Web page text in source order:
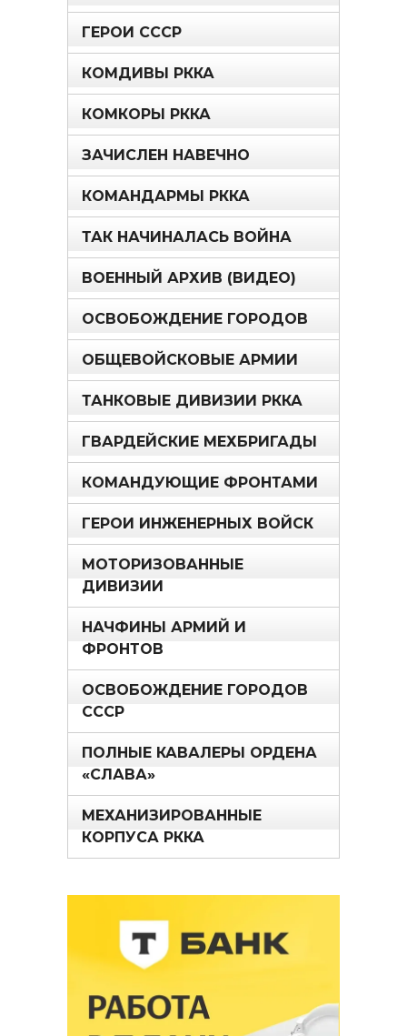
ГЕРОИ СССР
КОМДИВЫ РККА
КОМКОРЫ РККА
ЗАЧИСЛЕН НАВЕЧНО
КОМАНДАРМЫ РККА
ТАК НАЧИНАЛАСЬ ВОЙНА
ВОЕННЫЙ АРХИВ (ВИДЕО)
ОСВОБОЖДЕНИЕ ГОРОДОВ
ОБЩЕВОЙСКОВЫЕ АРМИИ
ТАНКОВЫЕ ДИВИЗИИ РККА
ГВАРДЕЙСКИЕ МЕХБРИГАДЫ
КОМАНДУЮЩИЕ ФРОНТАМИ
ГЕРОИ ИНЖЕНЕРНЫХ ВОЙСК
МОТОРИЗОВАННЫЕ
ДИВИЗИИ
НАЧФИНЫ АРМИЙ И
ФРОНТОВ
ОСВОБОЖДЕНИЕ ГОРОДОВ
СССР
ПОЛНЫЕ КАВАЛЕРЫ ОРДЕНА
«СЛАВА»
МЕХАНИЗИРОВАННЫЕ
КОРПУСА РККА